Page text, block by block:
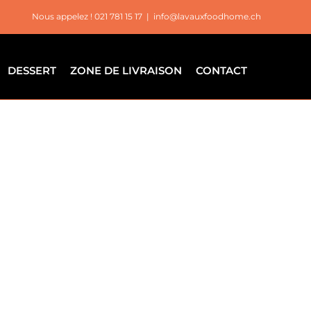
Nous appelez ! 021 781 15 17 | info@lavauxfoodhome.ch
DESSERT ZONE DE LIVRAISON CONTACT